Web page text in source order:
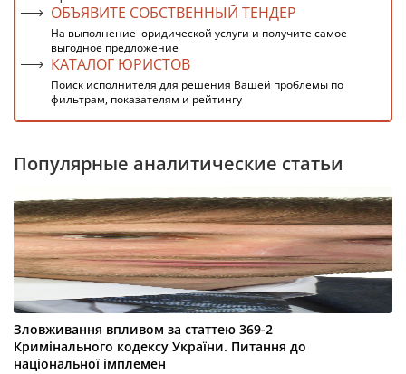
ОБЪЯВИТЕ СОБСТВЕННЫЙ ТЕНДЕР
На выполнение юридической услуги и получите самое
выгодное предложение
КАТАЛОГ ЮРИСТОВ
Поиск исполнителя для решения Вашей проблемы по
фильтрам, показателям и рейтингу
Популярные аналитические статьи
Зловживання впливом за статтею 369-2
Кримінального кодексу України. Питання до
національної імплемен